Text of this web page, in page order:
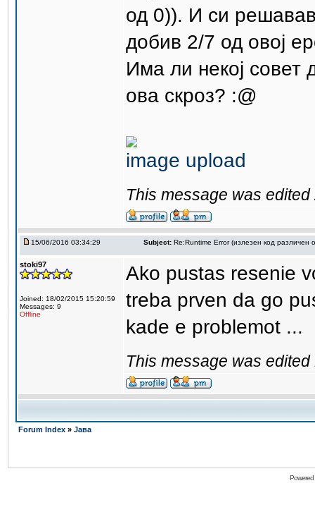
од 0)). И си
добив 2/7 од овој
Има ли некој совет
ова скроз? :@
image upload
This message was
15/06/2016 03:34:29 Subject: Re:Runtime Error (излезен код различен
stoki97
Joined: 18/02/2015 15:20:59
Messages: 9
Offline
Ako pustas resenie
treba prven da go
kade e problemot ...
This message was
Forum Index » Јава